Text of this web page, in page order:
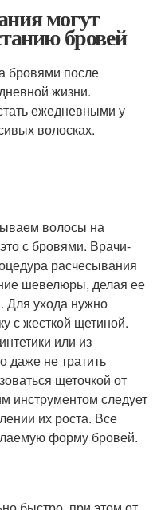
могут
бровей
бровями после
жизни.
ежедневными у
волосках.
волосы на
с бровями. Врачи-
расчесывания
шевелюры, делая ее
Для ухода нужно
с жесткой щетиной.
или из
даже не тратить
щеточкой от
инструментом следует
их роста. Все
форму бровей.